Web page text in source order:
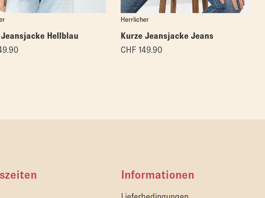
Hellblau
Herrlicher
Kurze Jeansjacke Jeans
CHF 149.90
Informationen